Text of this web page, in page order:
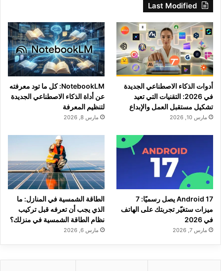
Last Modified
أدوات الذكاء الاصطناعي الجديدة
في 2026: التقنيات التي تعيد
تشكيل مستقبل العمل والإبداع
مارس 10, 2026
NotebookLM: كل ما تود معرفته
عن أداة الذكاء الاصطناعي الجديدة
لتنظيم المعرفة
مارس 8, 2026
Android 17 يصل رسميًا: 7
ميزات ستغيّر تجربتك على الهاتف
في 2026
مارس 7, 2026
الطاقة الشمسية في المنازل: ما
الذي يجب أن تعرفه قبل تركيب
نظام الطاقة الشمسية في منزلك؟
مارس 6, 2026